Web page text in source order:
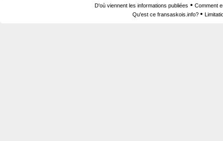
D'où viennent les informations publiées • Comment
Qu'est ce fransaskois.info? •